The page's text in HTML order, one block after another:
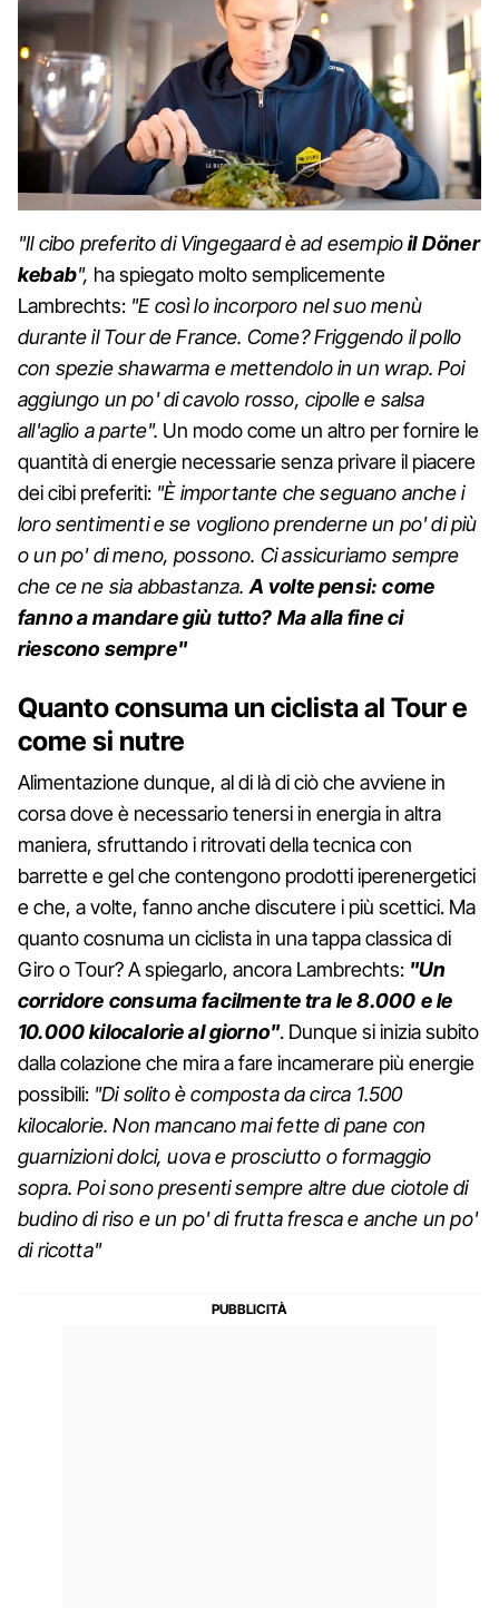
"Il cibo preferito di Vingegaard è ad esempioil Döner
kebab", ha spiegato molto semplicemente
Lambrechts: "E così lo incorporo nel suo menù
durante il Tour de France. Come? Friggendo il pollo
con spezie shawarma e mettendolo in un wrap. Poi
aggiungo un po' di cavolo rosso, cipolle e salsa
all'aglio a parte". Un modo come un altro per fornire le
quantità di energie necessarie senza privare il piacere
dei cibi preferiti: "È importante che seguano anche i
loro sentimenti e se vogliono prenderne un po' di più
o un po' di meno, possono. Ci assicuriamo sempre
che ce ne sia abbastanza. A volte pensi: come
fanno a mandare giù tutto? Ma alla fine ci
riescono sempre"
Quanto consuma un ciclista al Tour e
come si nutre
Alimentazione dunque, al di là di ciò che avviene in
corsa dove è necessario tenersi in energia in altra
maniera, sfruttando i ritrovati della tecnica con
barrette e gel che contengono prodotti iperenergetici
e che, a volte, fanno anche discutere i più scettici. Ma
quanto cosnuma un ciclista in una tappa classica di
Giro o Tour? A spiegarlo, ancora Lambrechts: "Un
corridore consuma facilmente tra le 8.000 e le
10.000 kilocalorie al giorno". Dunque si inizia subito
dalla colazione che mira a fare incamerare più energie
possibili: "Di solito è composta da circa 1.500
kilocalorie. Non mancano mai fette di pane con
guarnizioni dolci, uova e prosciutto o formaggio
sopra. Poi sono presenti sempre altre due ciotole di
budino di riso e un po' di frutta fresca e anche un po'
di ricotta"